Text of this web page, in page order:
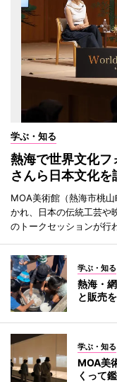
学ぶ・知る
熱海で世界文化
さんら日本文化を
MOA美術館（熱海市桃
かれ、日本の伝統工芸や
のトークセッションが行
学ぶ・知る
熱海・
と販売
学ぶ・知る
MOA美
くって